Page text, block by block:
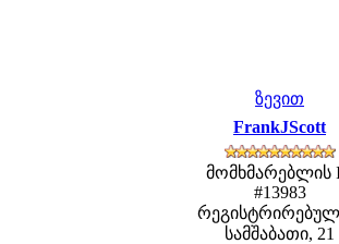
ზევით
FrankJScott
მომხმარებლის
#13983
სამშაბათი, 21